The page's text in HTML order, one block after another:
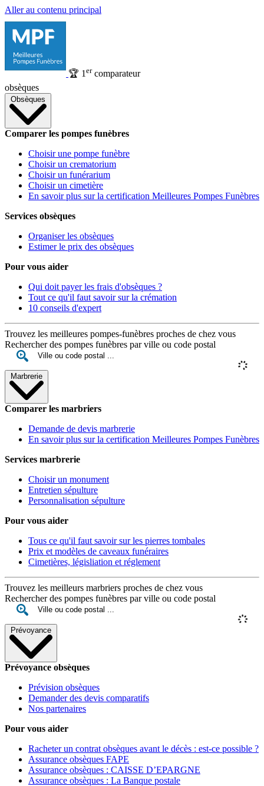
Aller au contenu principal
🏆 1 ercomparateur
obsèques
Obsèques
Comparer les pompes funèbres
Choisir une pompe funèbre
Choisir un crematorium
Choisir un funérarium
Choisir un cimetière
En savoir plus sur la certification Meilleures Pompes Funèbres
Services obsèques
Organiser les obsèques
Estimer le prix des obsèques
Pour vous aider
Qui doit payer les frais d'obsèques ?
Tout ce qu'il faut savoir sur la crémation
10 conseils d'expert
Trouvez les meilleures pompes-funèbres proches de chez vous
Rechercher des pompes funèbres par ville ou code postal
Marbrerie
Comparer les marbriers
Demande de devis marbrerie
En savoir plus sur la certification Meilleures Pompes Funèbres
Services marbrerie
Choisir un monument
Entretien sépulture
Personnalisation sépulture
Pour vous aider
Tous ce qu'il faut savoir sur les pierres tombales
Prix et modèles de caveaux funéraires
Cimetières, législiation et réglement
Trouvez les meilleurs marbriers proches de chez vous
Rechercher des pompes funèbres par ville ou code postal
Prévoyance
Prévoyance obsèques
Prévision obsèques
Demander des devis comparatifs
Nos partenaires
Pour vous aider
Racheter un contrat obsèques avant le décès : est-ce possible ?
Assurance obsèques FAPE
Assurance obsèques : CAISSE D’EPARGNE
Assurance obsèques : La Banque postale